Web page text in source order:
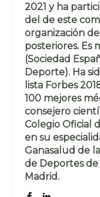
2021 y ha
del de este
organización
posteriores. Es
(Sociedad
Deporte). Ha
lista Forbes
100 mejores
consejero
Colegio Oficial
en su
Ganasalud de
de Deportes
Madrid.